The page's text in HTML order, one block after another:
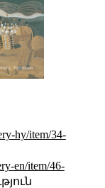
hy/item/34-
en/item/46-